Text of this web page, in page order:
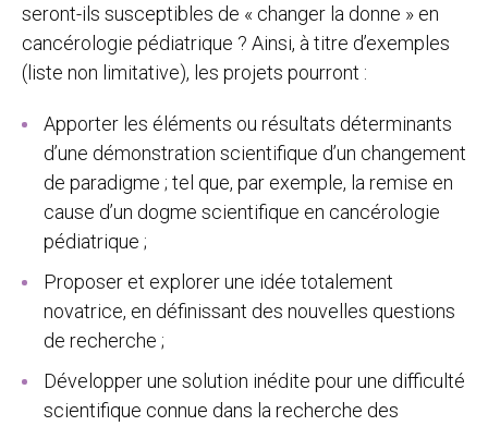
seront-ils susceptibles de « changer la donne » en
cancérologie pédiatrique ? Ainsi, à titre d’exemples
(liste non limitative), les projets pourront :
Apporter les éléments ou résultats déterminants
d’une démonstration scientifique d’un changement
de paradigme ; tel que, par exemple, la remise en
cause d’un dogme scientifique en cancérologie
pédiatrique ;
Proposer et explorer une idée totalement
novatrice, en définissant des nouvelles questions
de recherche ;
Développer une solution inédite pour une difficulté
scientifique connue dans la recherche des